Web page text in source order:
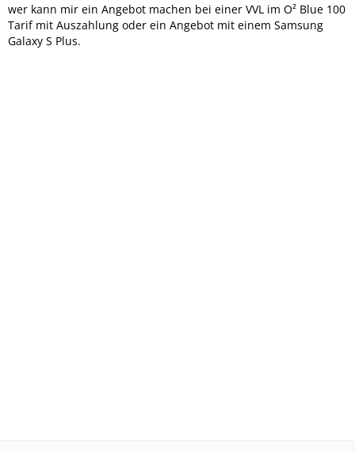
wer kann mir ein Angebot machen bei einer VVL im O² Blue 100
Tarif mit Auszahlung oder ein Angebot mit einem Samsung
Galaxy S Plus.